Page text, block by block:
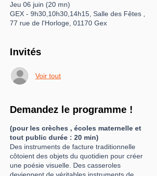
Jeu 06 juin (20 mn)
GEX - 9h30,10h30,14h15, Salle des Fêtes ,
77 rue de l'Horloge, 01170 Gex
Invités
Voir tout
Demandez le programme !
(pour les crèches , écoles maternelle et
tout public durée : 20 min)
Des instruments de facture traditionnelle
côtoient des objets du quotidien pour créer
une poésie visuelle. Des casseroles